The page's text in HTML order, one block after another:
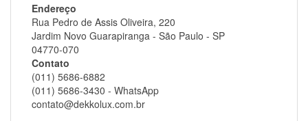
Endereço
Rua Pedro de Assis Oliveira, 220
Jardim Novo Guarapiranga - São Paulo - SP
04770-070
Contato
(011) 5686-6882
(011) 5686-3430 - WhatsApp
contato@dekkolux.com.br